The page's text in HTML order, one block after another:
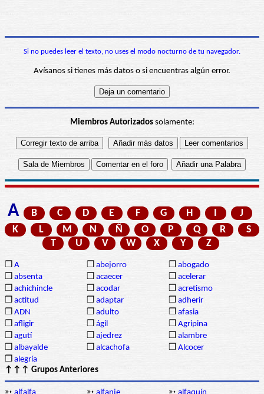
Si no puedes leer el texto, no uses el modo nocturno de tu navegador.
Avísanos si tienes más datos o si encuentras algún error.
Miembros Autorizadossolamente:
A B C D E F G H I
J
K
L M N Ñ O P Q R
S
T
U V W X Y Z
❒ A ❒ abejorro ❒ abogado
❒ absenta ❒ acaecer ❒ acelerar
❒ achichincle ❒ acodar ❒ acretismo
❒ actitud ❒ adaptar ❒ adherir
❒ ADN ❒ adulto ❒ afasia
❒ afligir ❒ ágil ❒ Agripina
❒ agutí ❒ ajedrez ❒ alambre
❒ albayalde ❒ alcachofa ❒ Alcocer
❒ alegría
↑↑↑ Grupos Anteriores